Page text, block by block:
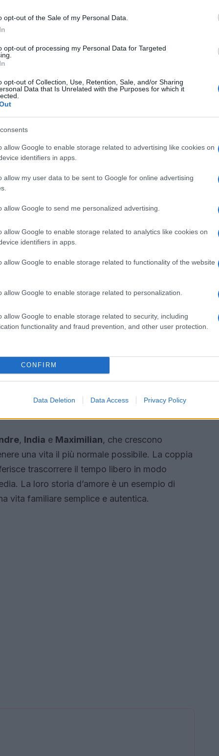
opt-out of the Sale of my Personal Data.
opt-out of processing my Personal Data for Targeted
opt-out of Collection, Use, Retention, Sale, and/or Sharing
Data that Is Unrelated with the Purposes for which it
allow Google to enable storage related to advertising like cookies on
identifiers in apps.
allow my user data to be sent to Google for online advertising
allow Google to send me personalized advertising.
allow Google to enable storage related to analytics like cookies on
identifiers in apps.
allow Google to enable storage related to functionality of the website
allow Google to enable storage related to personalization.
allow Google to enable storage related to security, including
functionality and fraud prevention, and other user protection.
CONFIRM
Data Deletion Data Access Privacy Policy
colombiano
Julio Mario Santo
frequentando istituti di prestigio in Svizzera
una considerevole fortuna,
Principato di Monaco. Nonostante il suo
riservata, dedicandosi alla famiglia e alla sua
, che promuove l’eco-sostenibilità e il
celebrato in due fasi: una cerimonia civile nel
a Gstaad. Nonostante la presenza di
del matrimonio sono state rare,
Solo recentemente, in occasione del
foto del suo abito nuziale, rivelando un
preziosi e una tiara di diamanti che la
, India e Maximilian, che crescono
una vita il più normale possibile. La coppia
trascorrere il tempo libero in modo
La loro storia d’amore è un esempio di
vita familiare semplice e autentica.